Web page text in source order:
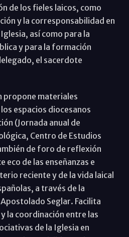
de los fieles laicos, como
y la corresponsabilidad en
así como para la
y para la formación
el sacerdote
propone materiales
espacios diocesanos
(Jornada anual de
Centro de Estudios
de foro de reflexión
eco de las enseñanzas e
reciente y de la vida laical
a través de la
Seglar. Facilita
la coordinación entre las
de la Iglesia en